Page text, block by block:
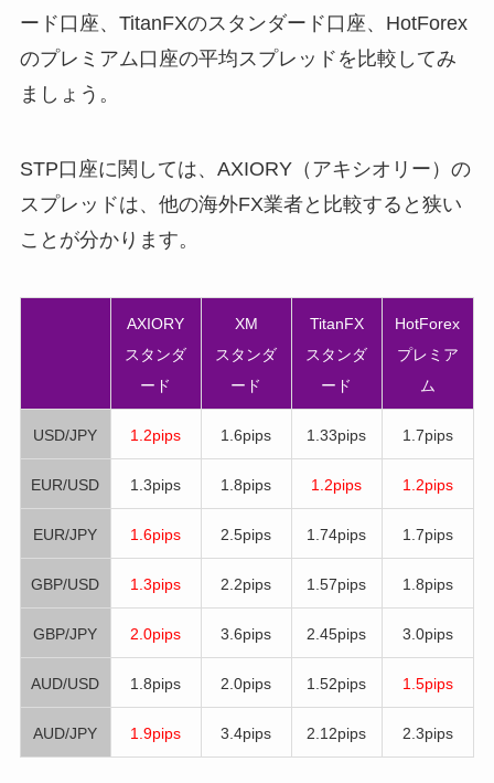
ード口座、TitanFXのスタンダード口座、HotForex
のプレミアム口座の平均スプレッドを比較してみ
ましょう。
STP口座に関しては、AXIORY（アキシオリー）の
スプレッドは、他の海外FX業者と比較すると狭い
ことが分かります。
AXIORY
スタンダ
ード
XM
スタンダ
ード
TitanFX
スタンダ
ード
HotForex
プレミア
ム
USD/JPY 1.2pips 1.6pips 1.33pips 1.7pips
EUR/USD 1.3pips 1.8pips 1.2pips 1.2pips
EUR/JPY 1.6pips 2.5pips 1.74pips 1.7pips
GBP/USD 1.3pips 2.2pips 1.57pips 1.8pips
GBP/JPY 2.0pips 3.6pips 2.45pips 3.0pips
AUD/USD 1.8pips 2.0pips 1.52pips 1.5pips
AUD/JPY 1.9pips 3.4pips 2.12pips 2.3pips